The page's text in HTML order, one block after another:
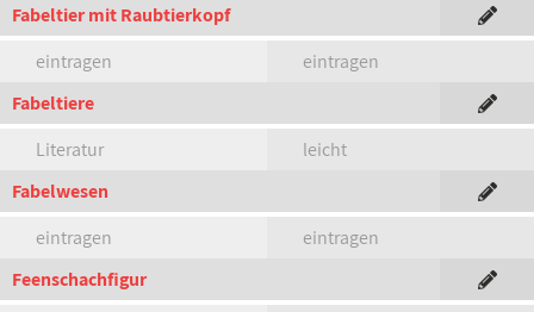
Fabeltier mit Raubtierkopf
eintragen
eintragen
Fabeltiere
Literatur
leicht
Fabelwesen
eintragen
eintragen
Feenschachfigur